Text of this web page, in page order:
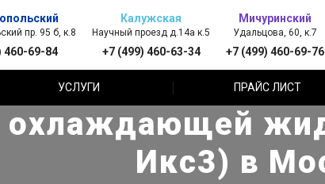
пр. 95 б, к.8
460-69-84
Калужская
Научный проезд д.14а к.5
+7 (499) 460-63-34
Мичуринский
Удальцова, 60, к.7
+7 (499) 460-69-76
УСЛУГИ ПРАЙС ЛИСТ
охлаждающей
Икс3) в